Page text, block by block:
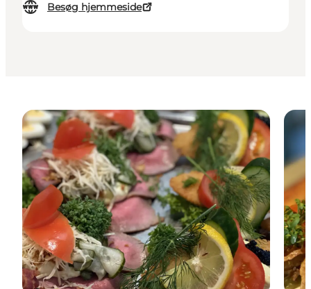
Besøg hjemmeside